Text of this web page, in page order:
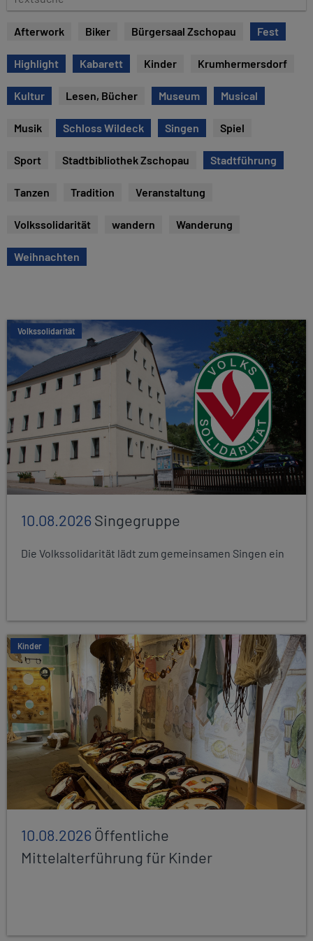
e
s
u
c
Afterwork Biker Bürgersaal Zschopau Fest
Highlight Kabarett Kinder Krumhermersdorf
Kultur Lesen, Bücher Museum Musical
Musik Schloss Wildeck Singen Spiel
Sport Stadtbibliothek Zschopau Stadtführung
Tanzen Tradition Veranstaltung
Volkssolidarität wandern Wanderung
Weihnachten
Volkssolidarität
10.08.2026Singegruppe
Die Volkssolidarität lädt zum gemeinsamen Singen ein
Kinder
10.08.2026Öffentliche
Mittelalterführung für Kinder